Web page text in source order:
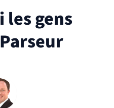
gens